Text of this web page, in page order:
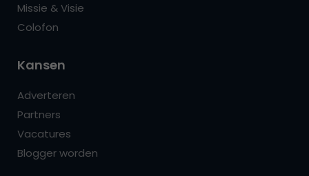
Missie & Visie
Colofon
Kansen
Adverteren
Partners
Vacatures
Blogger worden